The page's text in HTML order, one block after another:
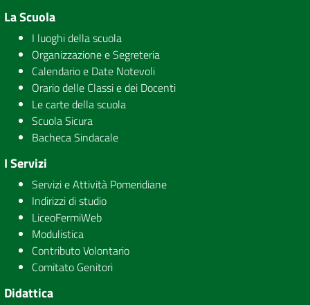
La Scuola
I luoghi della scuola
Organizzazione e Segreteria
Calendario e Date Notevoli
Orario delle Classi e dei Docenti
Le carte della scuola
Scuola Sicura
Bacheca Sindacale
I Servizi
Servizi e Attività Pomeridiane
Indirizzi di studio
LiceoFermiWeb
Modulistica
Contributo Volontario
Comitato Genitori
Didattica